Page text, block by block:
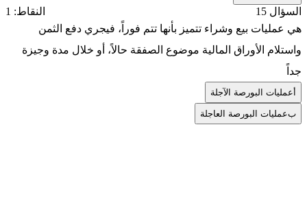
السؤال 15
النقاط: 1
هي عمليات بيع وشراء تتميز بأنها تتم فوراً، فيجري دفع الثمن
واستلام الأوراق المالية موضوع الصفقة حالاً، أو خلال مدة وجيزة
جداً
عمليات البورصة الآجلة
بعمليات البورصة العاجلة